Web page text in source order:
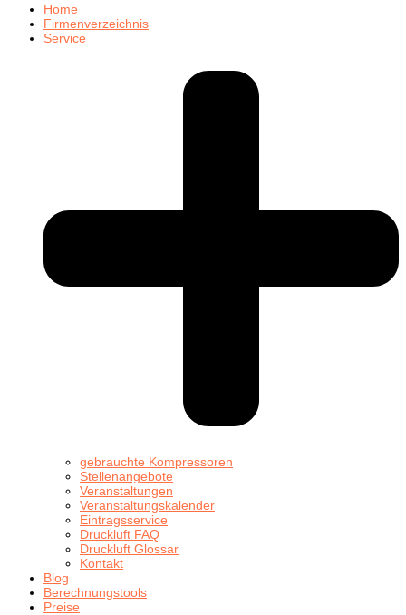
Home
Firmenverzeichnis
Service
gebrauchte Kompressoren
Stellenangebote
Veranstaltungen
Veranstaltungskalender
Eintragsservice
Druckluft FAQ
Druckluft Glossar
Kontakt
Blog
Berechnungstools
Preise